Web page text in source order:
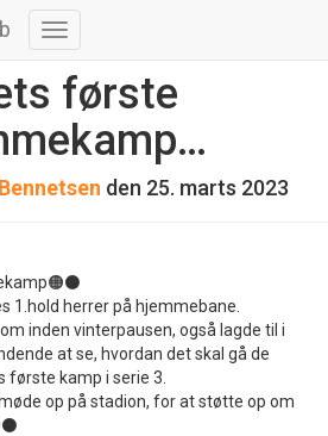
Skift
navigation
første
den 25. marts 2023
1.hold herrer på hjemmebane.
inden vinterpausen, også lagde til i
at se, hvordan det skal gå de
kamp i serie 3.
op på stadion, for at støtte op om